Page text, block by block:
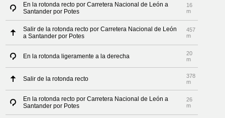
En la rotonda recto por Carretera Nacional de León a
Santander por Potes
16
m
Salir de la rotonda recto por Carretera Nacional de León
a Santander por Potes
457
m
En la rotonda ligeramente a la derecha
20
m
Salir de la rotonda recto
378
m
En la rotonda recto por Carretera Nacional de León a
Santander por Potes
26
m